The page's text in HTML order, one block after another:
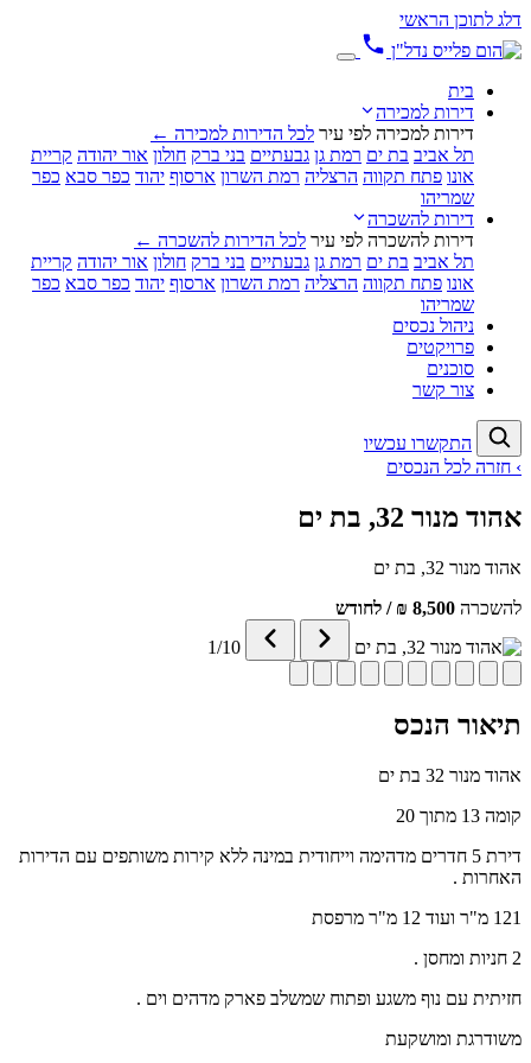
דלג לתוכן הראשי
בית
דירות למכירה
דירות למכירה לפי עיר לכל הדירות למכירה ←
תל אביב בת ים רמת גן גבעתיים בני ברק חולון אור יהודה קריית
אונו פתח תקווה הרצליה רמת השרון ארסוף יהוד כפר סבא כפר
שמריהו
דירות להשכרה
דירות להשכרה לפי עיר לכל הדירות להשכרה ←
תל אביב בת ים רמת גן גבעתיים בני ברק חולון אור יהודה קריית
אונו פתח תקווה הרצליה רמת השרון ארסוף יהוד כפר סבא כפר
שמריהו
ניהול נכסים
פרויקטים
סוכנים
צור קשר
התקשרו עכשיו
› חזרה לכל הנכסים
אהוד מנור 32, בת ים
אהוד מנור 32, בת ים
להשכרה 8,500 ₪
/ לחודש
1/10
תיאור הנכס
אהוד מנור 32 בת ים
קומה 13 מתוך 20
דירת 5 חדרים מדהימה וייחודית במינה ללא קירות משותפים עם הדירות
האחרות .
121 מ"ר ועוד 12 מ"ר מרפסת
2 חניות ומחסן .
חזיתית עם נוף משגע ופתוח שמשלב פארק מדהים וים .
משודרגת ומושקעת